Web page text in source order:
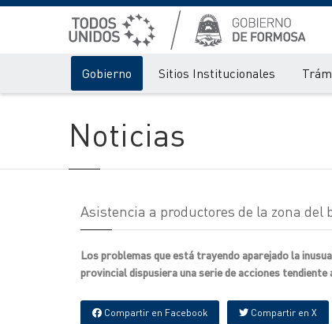
Gobierno Sitios Institucionales
Noticias
Asistencia a productores de la zona del
Los problemas que está trayendo aparejado la
provincial dispusiera una serie de acciones tendiente
Compartir en Facebook Compartir en X